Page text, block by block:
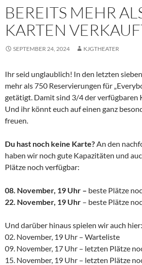
BEREITS MEHR
KARTEN
SEPTEMBER 24, 2024 KJGTHEATER
Ihr seid unglaublich! In den letzten
mehr als 750 Reservierungen für
getätigt. Damit sind 3/4 der verfügbaren
Und ihr könnt euch auf einen ganz
freuen.
Du hast noch keine Karte?An den
haben wir noch gute Kapazitäten und
Plätze noch verfügbar:
08. November, 19 Uhr – beste Plätze
22. November, 19 Uhr – beste Plätze
Und darüber hinaus spielen wir auch hier:
02. November, 19 Uhr – Warteliste
09. November, 17 Uhr – letzten Plätze
15. November, 19 Uhr – letzten Plätze